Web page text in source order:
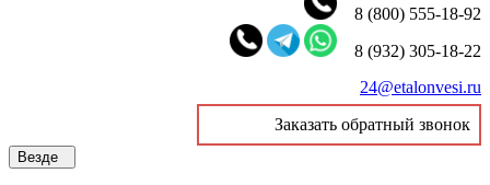
8 (800) 555-18-92
8 (932) 305-18-22
24@etalonvesi.ru
Заказать обратный звонок
Везде